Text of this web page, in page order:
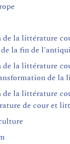
la littérature
la fin de
la littérature
de la
la littérature
de cour et